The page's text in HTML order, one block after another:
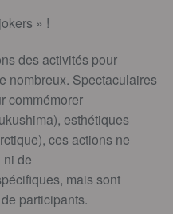
» !
des activités pour
nombreux. Spectaculaires
commémorer
esthétiques
ces actions ne
ni de
mais sont
participants.